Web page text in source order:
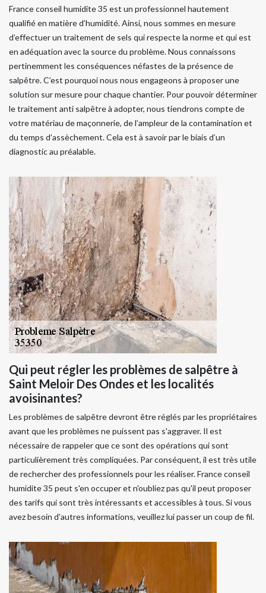
France conseil humidite 35 est un professionnel hautement
qualifié en matière d’humidité. Ainsi, nous sommes en mesure
d’effectuer un traitement de sels qui respecte la norme et qui est
en adéquation avec la source du problème. Nous connaissons
pertinemment les conséquences néfastes de la présence de
salpêtre. C’est pourquoi nous nous engageons à proposer une
solution sur mesure pour chaque chantier. Pour pouvoir déterminer
le traitement anti salpêtre à adopter, nous tiendrons compte de
votre matériau de maçonnerie, de l’ampleur de la contamination et
du temps d’assèchement. Cela est à savoir par le biais d’un
diagnostic au préalable.
Qui peut régler les problèmes de salpêtre à
Saint Meloir Des Ondes et les localités
avoisinantes?
Les problèmes de salpêtre devront être réglés par les propriétaires
avant que les problèmes ne puissent pas s'aggraver. Il est
nécessaire de rappeler que ce sont des opérations qui sont
particulièrement très compliquées. Par conséquent, il est très utile
de rechercher des professionnels pour les réaliser. France conseil
humidite 35 peut s'en occuper et n'oubliez pas qu'il peut proposer
des tarifs qui sont très intéressants et accessibles à tous. Si vous
avez besoin d'autres informations, veuillez lui passer un coup de fil.